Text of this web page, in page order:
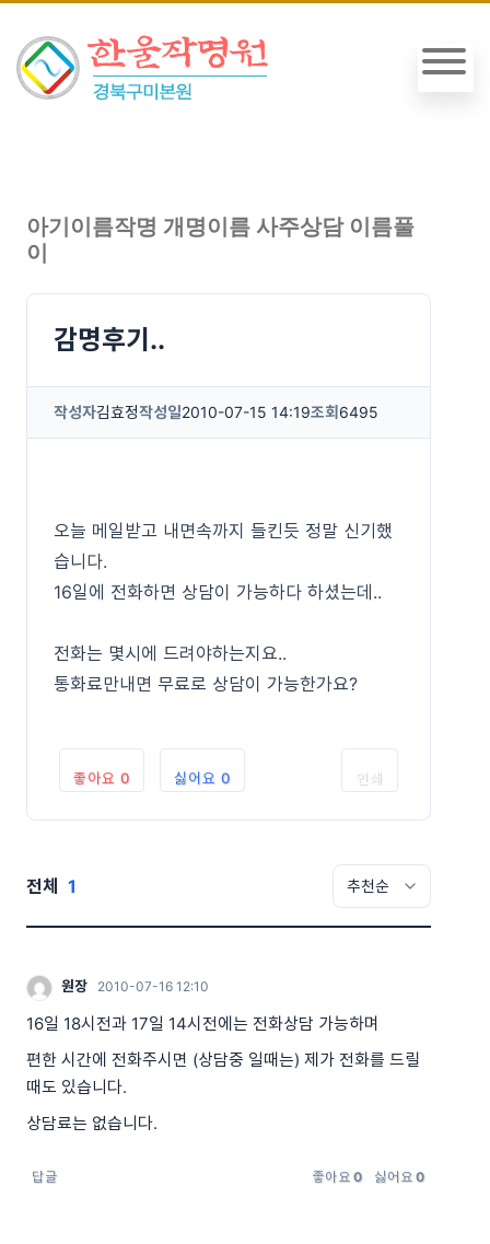
아기이름작명 개명이름 사주상담 이름풀
이
감명후기..
작성자김효정작성일2010-07-15 14:19조회 6495
오늘 메일받고 내면속까지 들킨듯 정말 신기했
습니다.
16일에 전화하면 상담이 가능하다 하셨는데..
전화는 몇시에 드려야하는지요..
통화료만내면 무료로 상담이 가능한가요?
좋아요 0 싫어요 0 인쇄
전체 1
원장 2010-07-16 12:10
16일 18시전과 17일 14시전에는 전화상담 가능하며
편한 시간에 전화주시면 (상담중 일때는) 제가 전화를 드릴
때도 있습니다.
상담료는 없습니다.
답글 좋아요 0 싫어요 0